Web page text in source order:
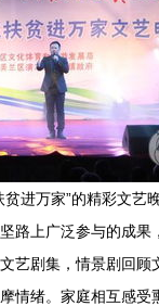
进万家”的精彩文
上广泛参与的成
剧集，情景剧回
绪。家庭相互感